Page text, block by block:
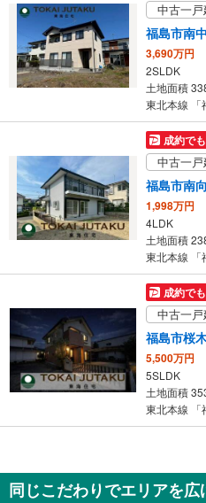
中古一戸
福島市南
3,690万円
2SLDK
土地面積
東北本線 「
成約で
中古一戸
福島市南
1,998万円
4LDK
土地面積
東北本線 「
成約で
中古一戸
福島市桜
5,500万円
5SLDK
土地面積
東北本線 「
福島市三
同じこだわりでエリアを広